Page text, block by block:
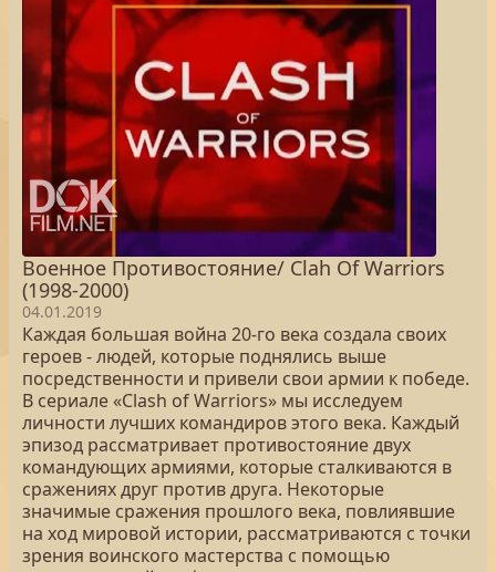
Военное Противостояние/ Clah Of Warriors
(1998-2000)
04.01.2019
Каждая большая война 20-го века создала своих
героев - людей, которые поднялись выше
посредственности и привели свои армии к победе.
В сериале «Clash of Warriors» мы исследуем
личности лучших командиров этого века. Каждый
эпизод рассматривает противостояние двух
командующих армиями, которые сталкиваются в
сражениях друг против друга. Некоторые
значимые сражения прошлого века, повлиявшие
на ход мировой истории, рассматриваются с точки
зрения воинского мастерства с помощью